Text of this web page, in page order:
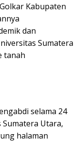
Kabupaten
dan
Sumatera
tanah
selama 24
Utara,
halaman